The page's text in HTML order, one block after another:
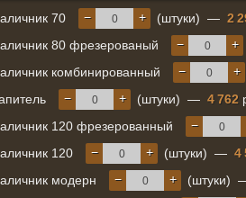
70 +
− (штуки) — 2
80 фрезерованый +
−
комбинированный +
−
+
− (штуки) — 4 762
120 фрезерованный −
120 +
− (штуки) — 4
модерн +
− (штуки)